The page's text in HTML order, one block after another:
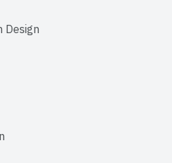
Design